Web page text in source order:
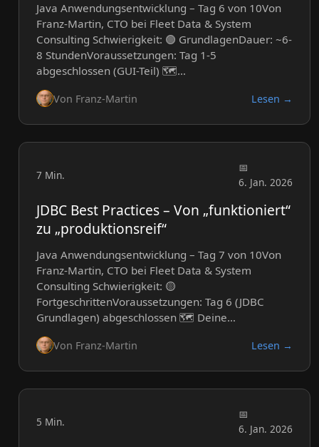
Java Anwendungsentwicklung – Tag 6 von 10Von
Franz-Martin, CTO bei Fleet Data & System
Consulting Schwierigkeit: 🟢 GrundlagenDauer: ~6-
8 StundenVoraussetzungen: Tag 1-5
abgeschlossen (GUI-Teil) 🗺️…
Von Franz-Martin Lesen →
6. Jan. 2026
7 Min.
JDBC Best Practices – Von „funktioniert“
zu „produktionsreif“
Java Anwendungsentwicklung – Tag 7 von 10Von
Franz-Martin, CTO bei Fleet Data & System
Consulting Schwierigkeit: 🟡
FortgeschrittenVoraussetzungen: Tag 6 (JDBC
Grundlagen) abgeschlossen 🗺️ Deine…
Von Franz-Martin Lesen →
6. Jan. 2026
5 Min.